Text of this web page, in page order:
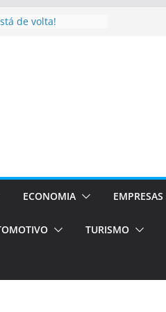
de volta!
E VAN
em Porto
de transfer,
de alto padrão
bolsas –
será a capital
ECONOMIA EMPRESAS
TURISMO